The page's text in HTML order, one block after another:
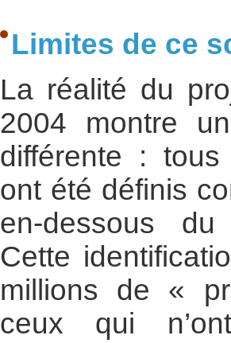
Limites de ce
La réalité du
2004 montre
différente :
ont été définis
en-dessous
Cette
millions de «
ceux qui